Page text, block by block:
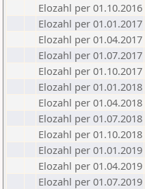
Elozahl per 01.10.2016
Elozahl per 01.01.2017
Elozahl per 01.04.2017
Elozahl per 01.07.2017
Elozahl per 01.10.2017
Elozahl per 01.01.2018
Elozahl per 01.04.2018
Elozahl per 01.07.2018
Elozahl per 01.10.2018
Elozahl per 01.01.2019
Elozahl per 01.04.2019
Elozahl per 01.07.2019